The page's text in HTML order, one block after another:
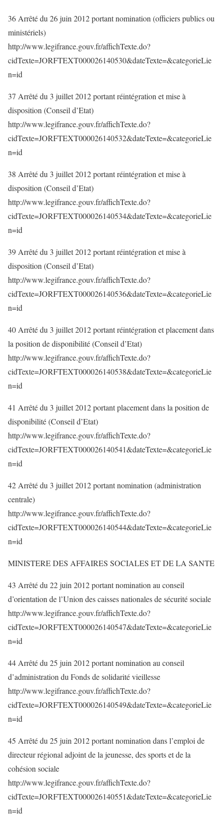
36 Arrêté du 26 juin 2012 portant nomination (officiers publics ou
ministériels)
http://www.legifrance.gouv.fr/affichTexte.do?
cidTexte=JORFTEXT000026140530&dateTexte=&categorieLie
n=id
37 Arrêté du 3 juillet 2012 portant réintégration et mise à
disposition (Conseil d’Etat)
http://www.legifrance.gouv.fr/affichTexte.do?
cidTexte=JORFTEXT000026140532&dateTexte=&categorieLie
n=id
38 Arrêté du 3 juillet 2012 portant réintégration et mise à
disposition (Conseil d’Etat)
http://www.legifrance.gouv.fr/affichTexte.do?
cidTexte=JORFTEXT000026140534&dateTexte=&categorieLie
n=id
39 Arrêté du 3 juillet 2012 portant réintégration et mise à
disposition (Conseil d’Etat)
http://www.legifrance.gouv.fr/affichTexte.do?
cidTexte=JORFTEXT000026140536&dateTexte=&categorieLie
n=id
40 Arrêté du 3 juillet 2012 portant réintégration et placement dans
la position de disponibilité (Conseil d’Etat)
http://www.legifrance.gouv.fr/affichTexte.do?
cidTexte=JORFTEXT000026140538&dateTexte=&categorieLie
n=id
41 Arrêté du 3 juillet 2012 portant placement dans la position de
disponibilité (Conseil d’Etat)
http://www.legifrance.gouv.fr/affichTexte.do?
cidTexte=JORFTEXT000026140541&dateTexte=&categorieLie
n=id
42 Arrêté du 3 juillet 2012 portant nomination (administration
centrale)
http://www.legifrance.gouv.fr/affichTexte.do?
cidTexte=JORFTEXT000026140544&dateTexte=&categorieLie
n=id
MINISTERE DES AFFAIRES SOCIALES ET DE LA SANTE
43 Arrêté du 22 juin 2012 portant nomination au conseil
d’orientation de l’Union des caisses nationales de sécurité sociale
http://www.legifrance.gouv.fr/affichTexte.do?
cidTexte=JORFTEXT000026140547&dateTexte=&categorieLie
n=id
44 Arrêté du 25 juin 2012 portant nomination au conseil
d’administration du Fonds de solidarité vieillesse
http://www.legifrance.gouv.fr/affichTexte.do?
cidTexte=JORFTEXT000026140549&dateTexte=&categorieLie
n=id
45 Arrêté du 25 juin 2012 portant nomination dans l’emploi de
directeur régional adjoint de la jeunesse, des sports et de la
cohésion sociale
http://www.legifrance.gouv.fr/affichTexte.do?
cidTexte=JORFTEXT000026140551&dateTexte=&categorieLie
n=id